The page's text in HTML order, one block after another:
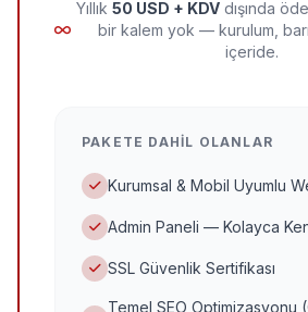
Yıllık 50 USD + KDV dışında
bir kalem yok — kurulum,
içeride.
PAKETE DAHIL OLANLAR
Kurumsal & Mobil Uyumlu
Admin Paneli — Kolayca
SSL Güvenlik Sertifikası
Temel SEO Optimizasyonu